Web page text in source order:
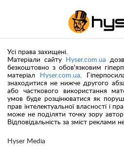
Hyser Media
Усі права захищені.
Матеріали сайту
Hyser.com.ua
безкоштовно з обов'язковим
матеріал
Hyser.com.ua .
знаходитися не нижче другого
або часткового використання
умов буде розцінюватися як
прав інтелектуальної власності і
може не поділяти точку зору
Відповідальність за зміст реклами